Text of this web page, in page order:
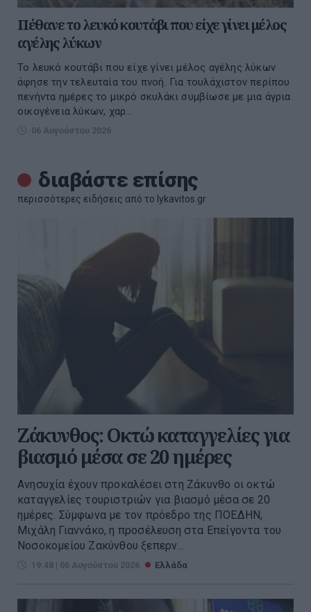
Πέθανε το λευκό κουτάβι που είχε γίνει μέλος
αγέλης λύκων
Το λευκό κουτάβι που είχε γίνει μέλος αγέλης λύκων
άφησε την τελευταία του πνοή. Για τουλάχιστον περίπου
πενήντα ημέρες το μικρό σκυλάκι συμβίωσε με μια άγρια
οικογένεια λύκων, χαρ...
06 Αυγούστου 2026
διαβάστε επίσης
περισσότερες ειδήσεις από το lykavitos.gr
Ζάκυνθος: Οκτώ καταγγελίες για
βιασμό μέσα σε 20 ημέρες
Ανησυχία έχουν προκαλέσει στη Ζάκυνθο οι οκτώ
καταγγελίες τουριστριών για βιασμό μέσα σε 20
ημέρες. Σύμφωνα με τον πρόεδρο της ΠΟΕΔΗΝ,
Μιχάλη Γιαννάκο, η προσέλευση στα Επείγοντα του
Νοσοκομείου Ζακύνθου ξεπερν...
19:48 | 06 Αυγούστου 2026 Ελλάδα